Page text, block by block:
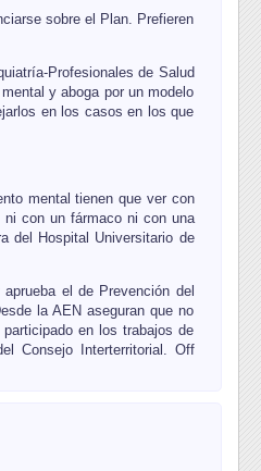
sobre el Plan. Prefieren
Profesionales de Salud
y aboga por un modelo
en los casos en los que
mental tienen que ver con
con un fármaco ni con una
del Hospital Universitario de
el de Prevención del
la AEN aseguran que no
en los trabajos de
Consejo Interterritorial. Off